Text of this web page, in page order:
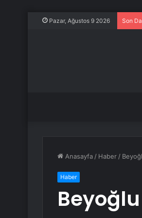
Pazar, Ağustos 9 2026 Son
Anasayfa / Haber /
Haber